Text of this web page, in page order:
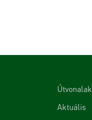
Útvonalak
Aktuális